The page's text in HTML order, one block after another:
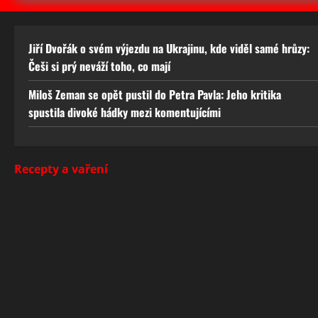
Jiří Dvořák o svém výjezdu na Ukrajinu, kde viděl samé hrůzy:
Češi si prý neváží toho, co mají
Miloš Zeman se opět pustil do Petra Pavla: Jeho kritika
spustila divoké hádky mezi komentujícími
Recepty a vaření